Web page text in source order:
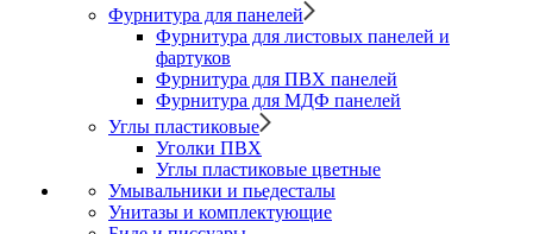
Фурнитура для панелей
Фурнитура для листовых панелей и
фартуков
Фурнитура для ПВХ панелей
Фурнитура для МДФ панелей
Углы пластиковые
Уголки ПВХ
Углы пластиковые цветные
Умывальники и пьедесталы
Унитазы и комплектующие